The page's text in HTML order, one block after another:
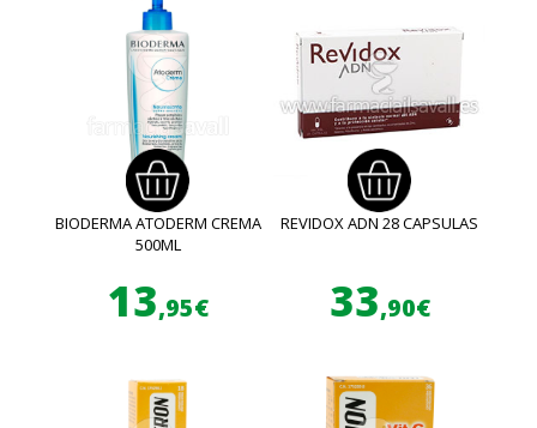
BIODERMA ATODERM CREMA
500ML
13,95€
REVIDOX ADN 28 CAPSULAS
33,90€